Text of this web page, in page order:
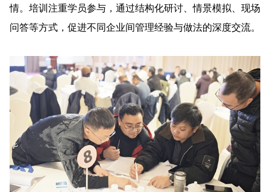
情。培训注重学员参与，通过结构化研讨、情景模拟、现场
问答等方式，促进不同企业间管理经验与做法的深度交流。